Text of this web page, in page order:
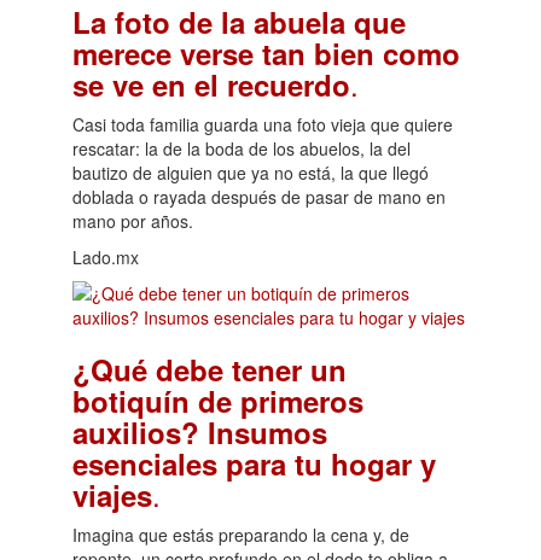
La foto de la abuela que
merece verse tan bien como
se ve en el recuerdo.
Casi toda familia guarda una foto vieja que quiere
rescatar: la de la boda de los abuelos, la del
bautizo de alguien que ya no está, la que llegó
doblada o rayada después de pasar de mano en
mano por años.
Lado.mx
¿Qué debe tener un
botiquín de primeros
auxilios? Insumos
esenciales para tu hogar y
viajes.
Imagina que estás preparando la cena y, de